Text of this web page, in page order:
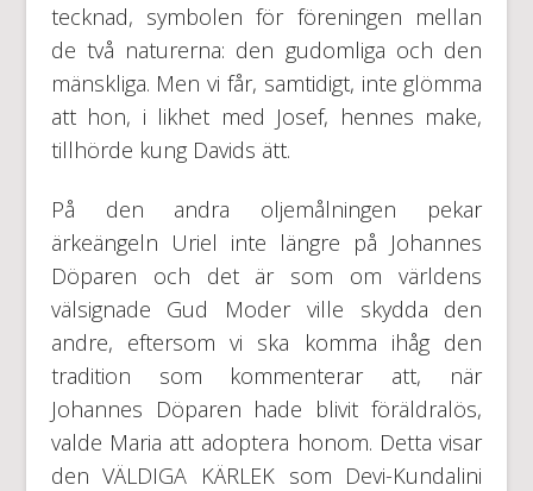
tecknad, symbolen för föreningen mellan
de två naturerna: den gudomliga och den
mänskliga. Men vi får, samtidigt, inte glömma
att hon, i likhet med Josef, hennes make,
tillhörde kung Davids ätt.
På den andra oljemålningen pekar
ärkeängeln Uriel inte längre på Johannes
Döparen och det är som om världens
välsignade Gud Moder ville skydda den
andre, eftersom vi ska komma ihåg den
tradition som kommenterar att, när
Johannes Döparen hade blivit föräldralös,
valde Maria att adoptera honom. Detta visar
den VÄLDIGA KÄRLEK som Devi-Kundalini